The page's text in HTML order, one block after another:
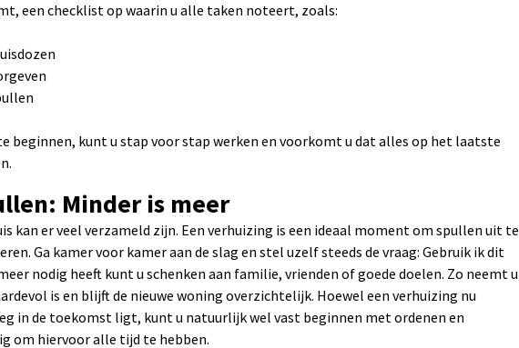
een checklist op waarin u alle taken noteert, zoals:
beginnen, kunt u stap voor stap werken en voorkomt u dat alles op het laatste
Minder is meer
kan er veel verzameld zijn. Een verhuizing is een ideaal moment om spullen uit te
Ga kamer voor kamer aan de slag en stel uzelf steeds de vraag: Gebruik ik dit
nodig heeft kunt u schenken aan familie, vrienden of goede doelen. Zo neemt u
is en blijft de nieuwe woning overzichtelijk. Hoewel een verhuizing nu
in de toekomst ligt, kunt u natuurlijk wel vast beginnen met ordenen en
om hiervoor alle tijd te hebben.